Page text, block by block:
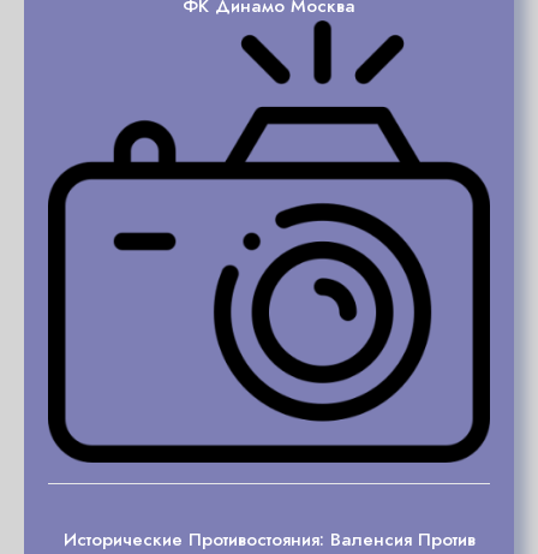
ФК Динамо Москва
Исторические Противостояния: Валенсия Против